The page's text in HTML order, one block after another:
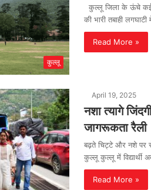
कुल्लू
कुल्लू जिला के ऊंचे कई
की भारी तबाही
Read More »
April 19, 2025
नशा त्यागे
जागरूकता रैली
बढ़ते चिट्टे और नशे पर
कुल्लू कुल्लू में
Read More »